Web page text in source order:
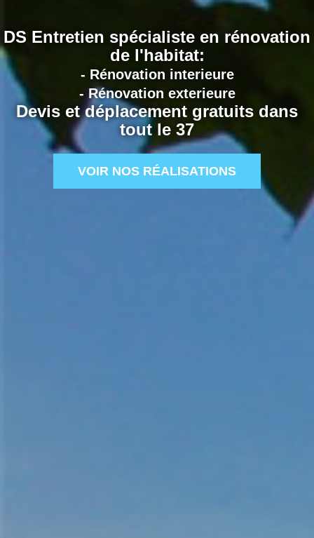
DS Entretien spécialiste en rénovation
de l'habitat:
- Rénovation interieure
- Rénovation exterieure
Devis et déplacement gratuits dans
tout le 37
VOIR NOS RÉALISATIONS